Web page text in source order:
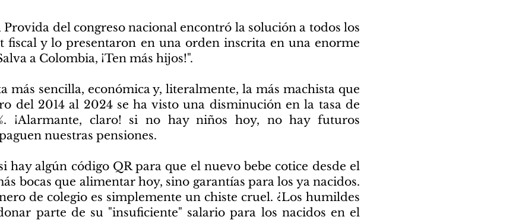
Provida del congreso nacional encontró la solución a todos los
fiscal y lo presentaron en una orden inscrita en una enorme
a Colombia, ¡Ten más hijos!".
más sencilla, económica y, literalmente, la más machista que
del 2014 al 2024 se ha visto una disminución en la tasa de
¡Alarmante, claro! si no hay niños hoy, no hay futuros
nuestras pensiones.
hay algún código QR para que el nuevo bebe cotice desde el
bocas que alimentar hoy, sino garantías para los ya nacidos.
de colegio es simplemente un chiste cruel. ¿Los humildes
parte de su "insuficiente" salario para los nacidos en el